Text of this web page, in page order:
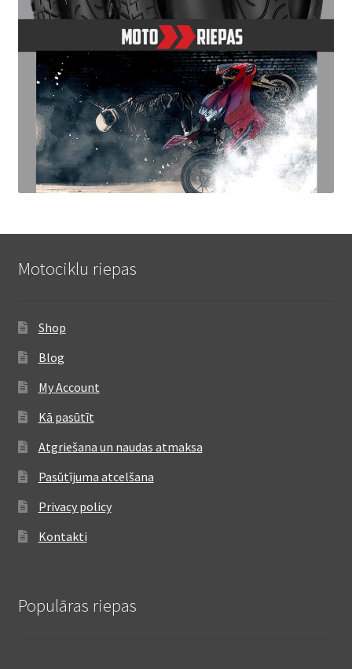
Motociklu riepas
Shop
Blog
My Account
Kā pasūtīt
Atgriešana un naudas atmaksa
Pasūtījuma atcelšana
Privacy policy
Kontakti
Populāras riepas